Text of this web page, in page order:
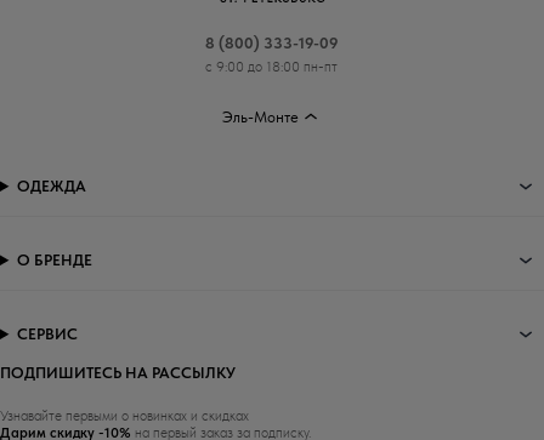
8 (800) 333-19-09
с 9:00 до 18:00 пн-пт
Эль-Монте
ПОДПИШИТЕСЬ НА РАССЫЛКУ
Узнавайте первыми о новинках и скидках
Дарим скидку -10% на первый заказ за подписку.
ОДЕЖДА
О БРЕНДЕ
СЕРВИС